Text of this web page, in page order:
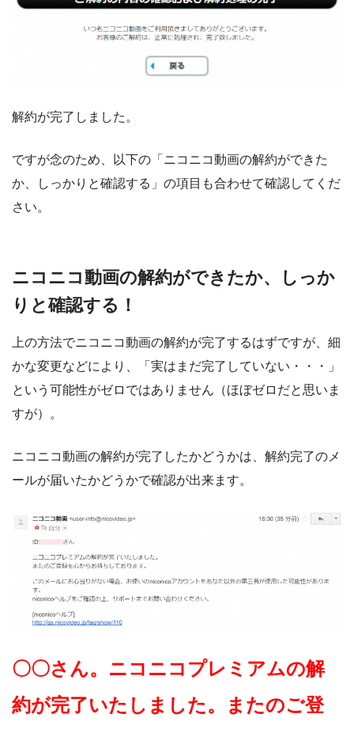
解約が完了しました。
ですが念のため、以下の「ニコニコ動画の解約ができた
か、しっかりと確認する」の項目も合わせて確認してくだ
さい。
ニコニコ動画の解約ができたか、しっか
りと確認する！
上の方法でニコニコ動画の解約が完了するはずですが、細
かな変更などにより、「実はまだ完了していない・・・」
という可能性がゼロではありません（ほぼゼロだと思いま
すが）。
ニコニコ動画の解約が完了したかどうかは、解約完了のメ
ールが届いたかどうかで確認が出来ます。
〇〇さん。ニコニコプレミアムの解
約が完了いたしました。またのご登